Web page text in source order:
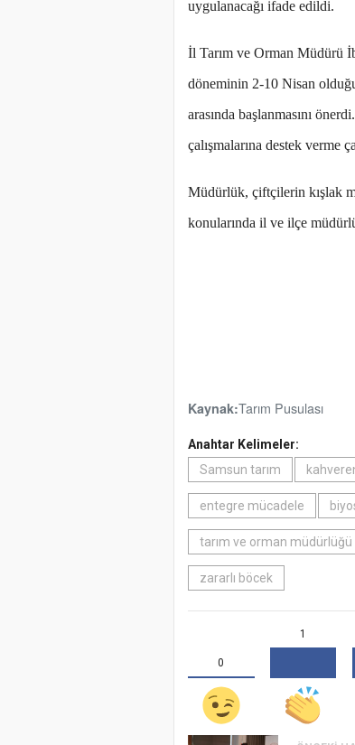
uygulanacağı ifade edildi.
İl Tarım ve Orman Müdürü
döneminin 2-10 Nisan
arasında başlanmasını
çalışmalarına destek verme
Müdürlük, çiftçilerin kışlak
konularında il ve ilçe
Kaynak:Tarım Pusulası
Anahtar Kelimeler:
Samsun tarım
entegre mücadele
tarım ve orman müdürlüğü
zararlı böcek
0
1